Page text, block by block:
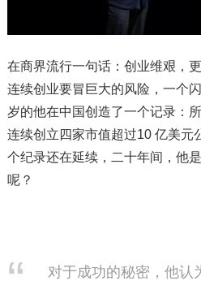
在商界流行一句话：创业维艰，
连续创业要冒巨大的风险，一个
岁的他在中国创造了一个记录：
连续创立四家市值超过10 亿美元
个纪录还在延续，二十年间，他
呢？
对于成功的秘密，他认